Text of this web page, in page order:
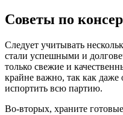
Советы по
Следует учитывать
стали успешными и
только свежие и
крайне важно, так как
испортить всю партию.
Во-вторых, храните